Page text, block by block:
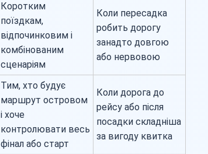
Коротким
поїздкам,
відпочинковим і
комбінованим
сценаріям
Коли пересадка
робить дорогу
занадто довгою
або нервовою
Тим, хто будує
маршрут островом
і хоче
контролювати весь
фінал або старт
Коли дорога до
рейсу або після
посадки складніша
за вигоду квитка